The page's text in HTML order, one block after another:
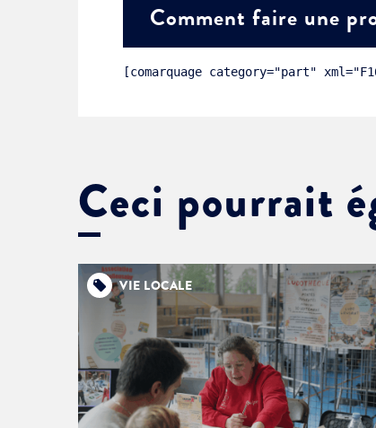
Comment faire une
[comarquage category="part"
Ceci pourrait
VIE LOCALE